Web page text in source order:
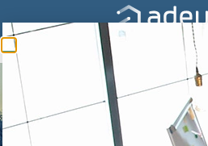
OPTIMISER LA
RÉSEAU